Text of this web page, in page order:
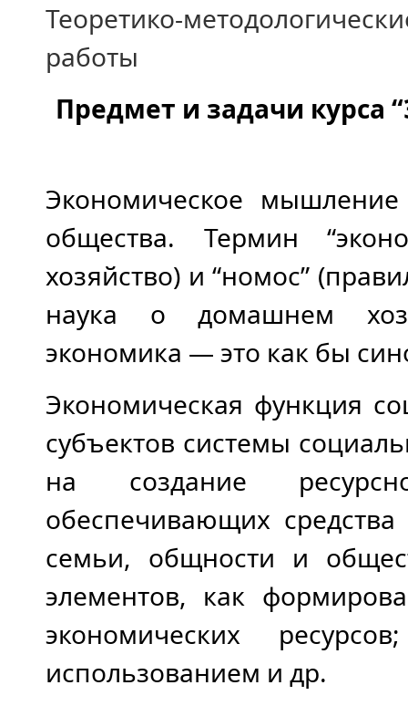
Теоретико-
работы
Предмет и задачи курса
Экономическое мышление
общества. Термин
хозяйство) и “номос”
наука о домашнем
экономика — это как бы
Экономическая функция
субъектов системы
на создание
обеспечивающих
семьи, общности и
элементов, как
экономических
использованием и др.